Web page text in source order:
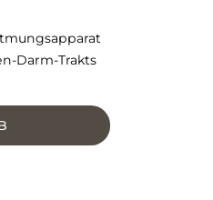
Darm-Trakts